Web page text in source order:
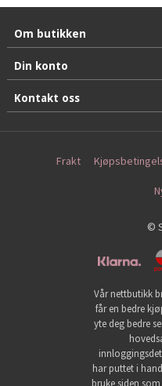
Om butikken
Din konto
Kontakt oss
Frakt
©
Vår nettbutikk
får en bedre
yte deg bedre
har puttet i
bruke siden